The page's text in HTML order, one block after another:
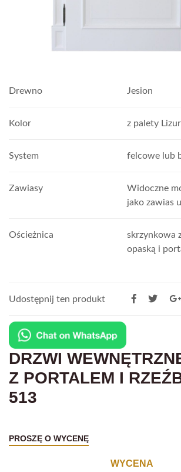
Drewno Jesion
Kolor z palety
System felcowe lub
Zawiasy
Widoczne
jako zawias
Ościeżnica
skrzynkowa
opaską i
Udostępnij ten produkt
DRZWI
Z PORTALEM I
513
PROSZĘ O WYCENĘ
WYCENA